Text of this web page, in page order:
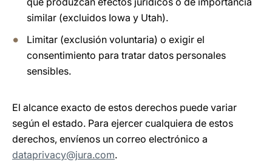
similar (excluidos Iowa y Utah).
Limitar (exclusión voluntaria) o exigir el
consentimiento para tratar datos personales
sensibles.
El alcance exacto de estos derechos puede variar
según el estado. Para ejercer cualquiera de estos
derechos, envíenos un correo electrónico a
dataprivacy@jura.com.